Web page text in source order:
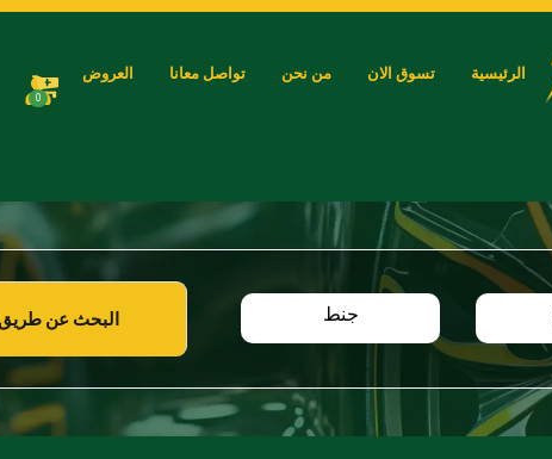
الرئيسية تسوق الان من نحن تواصل معانا العروض
0
البحث عن طريق جنط